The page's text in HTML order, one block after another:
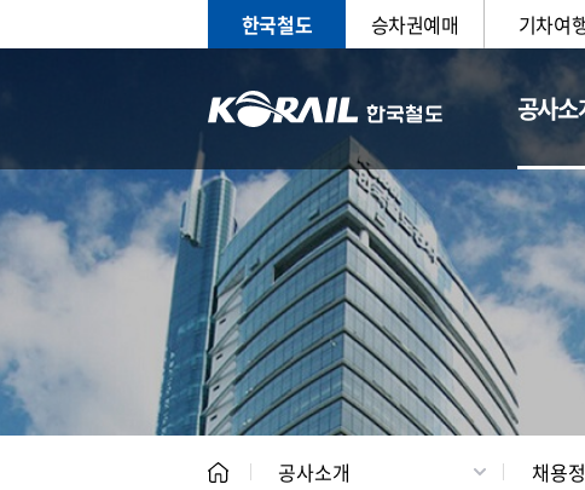
한국철도 승차권예매 기차여
공사소
CEO 일반현황
공사소개 채용